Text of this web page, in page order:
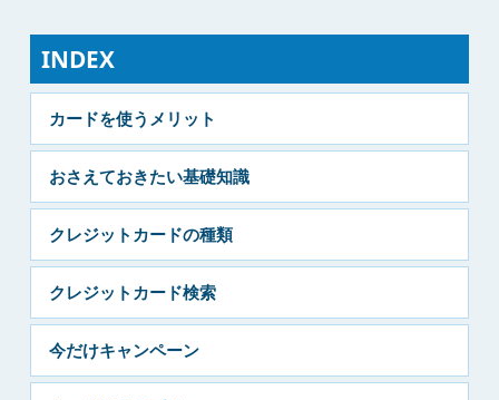
INDEX
カードを使うメリット
おさえておきたい基礎知識
クレジットカードの種類
クレジットカード検索
今だけキャンペーン